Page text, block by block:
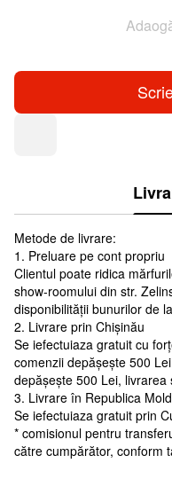
Metode de livrare:
1. Preluare pe cont propriu
Clientul poate ridica
show-roomului din str.
disponibilității bunurilor de
2. Livrare prin Chișinău
Se iefectuiaza gratuit cu
comenzii depășește 500
depășește 500 Lei,
3. Livrare în Republica
Se iefectuiaza gratuit prin
* comisionul pentru
către cumpărător, conform